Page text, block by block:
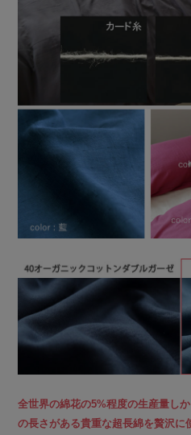
全世界の綿花の5%程度の生産量し
の長さがある貴重な超長綿を贅沢に